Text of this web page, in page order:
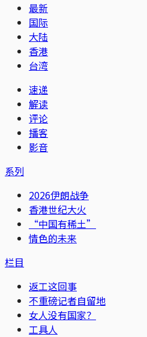
最新
国际
大陆
香港
台湾
速递
解读
评论
播客
影音
系列
2026伊朗战争
香港世纪大火
“中国有稀土”
情色的未来
栏目
返工这回事
不重磅记者自留地
女人没有国家？
工具人